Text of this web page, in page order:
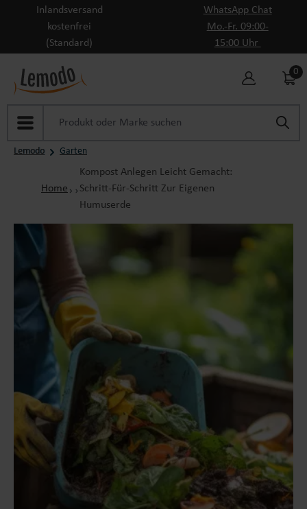
Zum Hauptinhalt springen
Inlandsversand
kostenfrei
(Standard)
WhatsApp Chat
Mo.-Fr. 09:00-
15:00 Uhr
0
Lemodo Garten
Home
Kompost Anlegen Leicht Gemacht:
Schritt-Für-Schritt Zur Eigenen
Humuserde